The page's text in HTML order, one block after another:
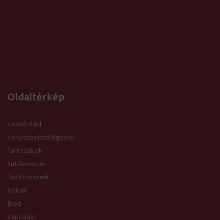
Oldaltérkép
Kezdőoldal
Kenyérszeletelőgépek
Tartozékok
Sütőlemezek
Tisztítószerek
Rólunk
Blog
Kapcsolat